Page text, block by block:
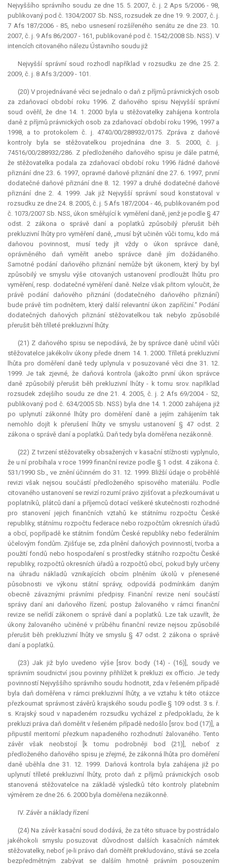
Nejvyššího správního soudu ze dne 15. 5. 2007, č. j. 2 Aps 5/2006 - 98,
publikovaný pod č. 1304/2007 Sb. NSS, rozsudek ze dne 19. 9. 2007, č. j.
7 Afs 187/2006 - 85, nebo usnesení rozšířeného senátu ze dne 23. 10.
2007, č. j. 9 Afs 86/2007 - 161, publikované pod č. 1542/2008 Sb. NSS). V
intencích citovaného nálezu Ústavního soudu již
Nejvyšší správní soud rozhodl například v rozsudku ze dne 25. 2.
2009, č. j. 8 Afs 3/2009 - 101.
(20) V projednávané věci se jednalo o daň z příjmů právnických osob
za zdaňovací období roku 1996. Z daňového spisu Nejvyšší správní
soud ověřil, že dne 14. 1. 2000 byla u stěžovatelky zahájena kontrola
daně z příjmů právnických osob za zdaňovací období roku 1996, 1997 a
1998, a to protokolem č. j. 4740/00/288932/0175. Zpráva z daňové
kontroly byla se stěžovatelkou projednána dne 3. 5. 2000, č. j.
74516/00/288932/286. Z předloženého daňového spisu je dále patrné,
že stěžovatelka podala za zdaňovací období roku 1996 řádné daňové
přiznání dne 23. 6. 1997, opravné daňové přiznání dne 27. 6. 1997, první
dodatečné daňové přiznání dne 8. 12. 1997 a druhé dodatečné daňové
přiznání dne 2. 4. 1999. Jak již Nejvyšší správní soud konstatoval v
rozsudku ze dne 24. 8. 2005, č. j. 5 Afs 187/2004 - 46, publikovaném pod
č. 1073/2007 Sb. NSS, úkon směřující k vyměření daně, jenž je podle § 47
odst. 2 zákona o správě daní a poplatků způsobilý přerušit běh
prekluzivní lhůty pro vyměření daně, „musí být učiněn vůči tomu, kdo má
daňovou povinnost, musí tedy jít vždy o úkon správce daně,
oprávněného daň vyměřit anebo správce daně jím dožádaného.
Samotné podání daňového přiznání nemůže být úkonem, který by byl
způsobilý ve smyslu výše citovaných ustanovení prodloužit lhůtu pro
vyměření, resp. dodatečné vyměření daně. Nelze však přitom vyloučit, že
právě podání daňového přiznání (dodatečného daňového přiznání)
bude právě tím podnětem, který další relevantní úkon zapříčiní.“ Podání
dodatečných daňových přiznání stěžovatelkou tak nebylo způsobilé
přerušit běh tříleté prekluzivní lhůty.
(21) Z daňového spisu se nepodává, že by správce daně učinil vůči
stěžovatelce jakékoliv úkony přede dnem 14. 1. 2000. Tříletá prekluzivní
lhůta pro doměření daně tedy uplynula v posuzované věci dne 31. 12.
1999. Je tak zjevné, že daňová kontrola (jakožto první úkon správce
daně způsobilý přerušit běh prekluzivní lhůty - k tomu srov. například
rozsudek zdejšího soudu ze dne 21. 4. 2005, č. j. 2 Afs 69/2004 - 52,
publikovaný pod č. 634/2005 Sb. NSS) byla dne 14. 1. 2000 zahájena již
po uplynutí zákonné lhůty pro doměření daně a jejím zahájením tak
nemohlo dojít k přerušení lhůty ve smyslu ustanovení § 47 odst. 2
zákona o správě daní a poplatků. Daň tedy byla doměřena nezákonně.
(22) Z tvrzení stěžovatelky obsažených v kasační stížnosti vyplynulo,
že u ní probíhala v roce 1999 finanční revize podle § 1 odst. 4 zákona č.
531/1990 Sb., ve znění účinném do 31. 12. 1999. Bližší údaje o proběhlé
revizi však nejsou součástí předloženého spisového materiálu. Podle
citovaného ustanovení se revizí rozumí právo zjišťovat a přezkoumávat u
poplatníků, plátců daní a příjemců dotací veškeré skutečnosti rozhodné
pro stanovení jejich finančních vztahů ke státnímu rozpočtu České
republiky, státnímu rozpočtu federace nebo rozpočtům okresních úřadů
a obcí, popřípadě ke státním fondům České republiky nebo federálním
účelovým fondům. Zjišťuje se, zda plnění daňových povinností, tvorba a
použití fondů nebo hospodaření s prostředky státního rozpočtu České
republiky, rozpočtů okresních úřadů a rozpočtů obcí, pokud byly určeny
na úhradu nákladů vznikajících obcím plněním úkolů v přenesené
působnosti ve výkonu státní správy, odpovídá podmínkám daným
obecně závaznými právními předpisy. Finanční revize není součástí
správy daní ani daňového řízení; postup žalovaného v rámci finanční
revize se neřídí zákonem o správě daní a poplatků. Lze tak uzavřít, že
úkony žalovaného učiněné v průběhu finanční revize nejsou způsobilé
přerušit běh prekluzivní lhůty ve smyslu § 47 odst. 2 zákona o správě
daní a poplatků.
(23) Jak již bylo uvedeno výše [srov. body (14) - (16)], soudy ve
správním soudnictví jsou povinny přihlížet k prekluzi ex officio. Je tedy
povinností Nejvyššího správního soudu hodnotit, zda v řešeném případě
byla daň doměřena v rámci prekluzivní lhůty, a ve vztahu k této otázce
přezkoumat správnost závěrů krajského soudu podle § 109 odst. 3 s. ř.
s. Krajský soud v napadeném rozsudku vycházel z předpokladu, že k
prekluzi práva daň doměřit v řešeném případě nedošlo [srov. bod (17)], a
připustilmeritorní přezkum napadeného rozhodnutí žalovaného. Tento
závěr však neobstojí [k tomu podrobněji bod (21)], neboť z
předloženého daňového spisu je zřejmé, že zákonná lhůta pro doměření
daně uběhla dne 31. 12. 1999. Daňová kontrola byla zahájena již po
uplynutí tříleté prekluzivní lhůty, proto daň z příjmů právnických osob
stanovená stěžovatelce na základě výsledků této kontroly platebním
výměrem ze dne 26. 6. 2000 byla doměřena nezákonně.
IV. Závěr a náklady řízení
(24) Na závěr kasační soud dodává, že za této situace by postrádalo
jakéhokoli smyslu posuzovat důvodnost dalších kasačních námitek
stěžovatelky, neboť je-li právo daň doměřit prekludováno, stává se zcela
bezpředmětným zabývat se dalším hmotně právním posouzením